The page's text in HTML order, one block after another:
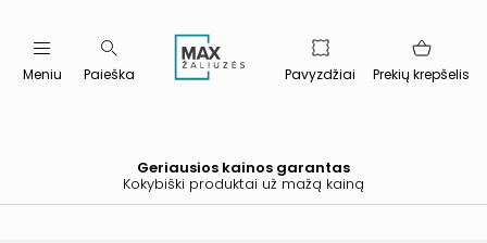
Meniu Paieška Pavyzdžiai Prekių krepšelis
Geriausios kainos garantas
Kokybiški produktai už mažą kainą